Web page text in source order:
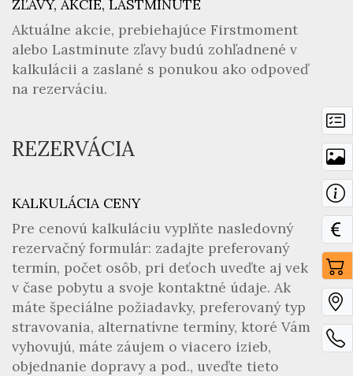
ZĽAVY, AKCIE, LASTMINUTE
Aktuálne akcie, prebiehajúce Firstmoment
alebo Lastminute zľavy budú zohľadnené v
kalkulácii a zaslané s ponukou ako odpoveď
na rezerváciu.
REZERVÁCIA
KALKULÁCIA CENY
Pre cenovú kalkuláciu vyplňte nasledovný
rezervačný formulár: zadajte preferovaný
termín, počet osôb, pri deťoch uveďte aj vek
v čase pobytu a svoje kontaktné údaje. Ak
máte špeciálne požiadavky, preferovaný typ
stravovania, alternatívne termíny, ktoré Vám
vyhovujú, máte záujem o viacero izieb,
objednanie dopravy a pod., uveďte tieto